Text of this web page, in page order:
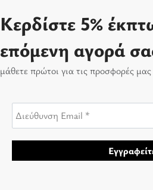
Κερδίστε 5%
επόμενη αγορά
μάθετε πρώτοι για τις προσφορές